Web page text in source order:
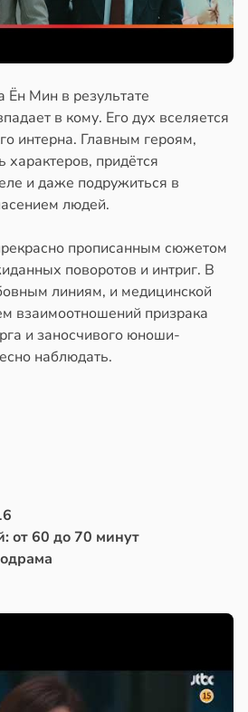
Ён Мин в результате
в кому. Его дух вселяется
интерна. Главным героям,
характеров, придётся
и даже подружиться в
людей.
прописанным сюжетом
поворотов и интриг. В
линиям, и медицинской
взаимоотношений призрака
и заносчивого юноши-
наблюдать.
от 60 до 70 минут